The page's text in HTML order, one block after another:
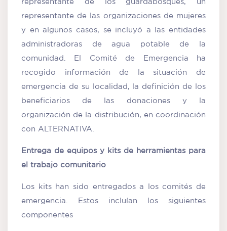
representante de las organizaciones de mujeres
y en algunos casos, se incluyó a las entidades
administradoras de agua potable de la
comunidad. El Comité de Emergencia ha
recogido información de la situación de
emergencia de su localidad, la definición de los
beneficiarios de las donaciones y la
organización de la distribución, en coordinación
con ALTERNATIVA.
Entrega de equipos y kits de herramientas para
el trabajo comunitario
Los kits han sido entregados a los comités de
emergencia. Estos incluían los siguientes
componentes